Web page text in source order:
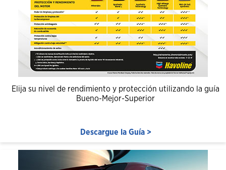
Elija su nivel de rendimiento y protección utilizando la guía
Bueno-Mejor-Superior
Descargue la Guía >